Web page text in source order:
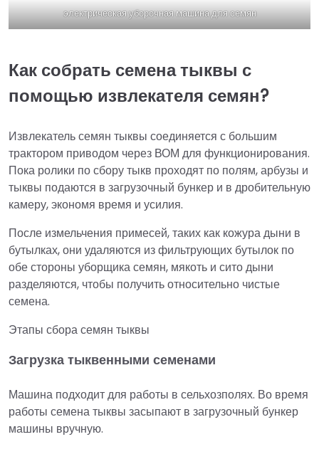
электрическая уборочная машина для семян
Как собрать семена тыквы с
помощью извлекателя семян?
Извлекатель семян тыквы соединяется с большим
трактором приводом через ВОМ для функционирования.
Пока ролики по сбору тыкв проходят по полям, арбузы и
тыквы подаются в загрузочный бункер и в дробительную
камеру, экономя время и усилия.
После измельчения примесей, таких как кожура дыни в
бутылках, они удаляются из фильтрующих бутылок по
обе стороны уборщика семян, мякоть и сито дыни
разделяются, чтобы получить относительно чистые
семена.
Этапы сбора семян тыквы
Загрузка тыквенными семенами
Машина подходит для работы в сельхозполях. Во время
работы семена тыквы засыпают в загрузочный бункер
машины вручную.